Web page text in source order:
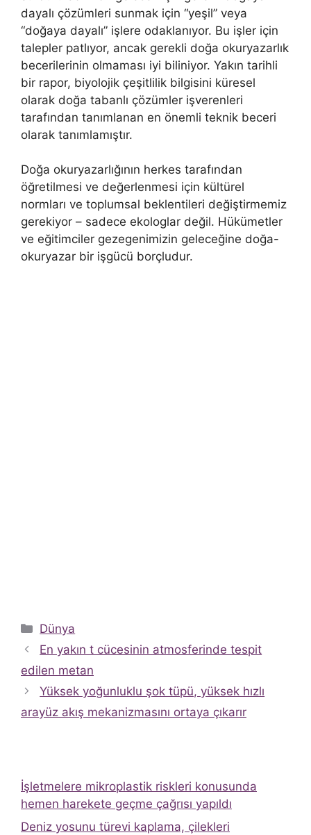
dayalı çözümleri sunmak için “yeşil” veya
“doğaya dayalı” işlere odaklanıyor. Bu işler için
talepler patlıyor, ancak gerekli doğa okuryazarlık
becerilerinin olmaması iyi biliniyor. Yakın tarihli
bir rapor, biyolojik çeşitlilik bilgisini küresel
olarak doğa tabanlı çözümler işverenleri
tarafından tanımlanan en önemli teknik beceri
olarak tanımlamıştır.
Doğa okuryazarlığının herkes tarafından
öğretilmesi ve değerlenmesi için kültürel
normları ve toplumsal beklentileri değiştirmemiz
gerekiyor – sadece ekologlar değil. Hükümetler
ve eğitimciler gezegenimizin geleceğine doğa-
okuryazar bir işgücü borçludur.
Kategoriler
Dünya
En yakın t cücesinin atmosferinde tespit
edilen metan
Yüksek yoğunluklu şok tüpü, yüksek hızlı
arayüz akış mekanizmasını ortaya çıkarır
İşletmelere mikroplastik riskleri konusunda
hemen harekete geçme çağrısı yapıldı
Deniz yosunu türevi kaplama, çilekleri